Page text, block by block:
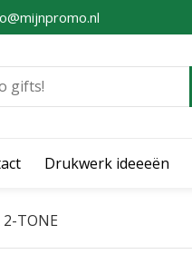
Drukwerk ideeeën
2-TONE